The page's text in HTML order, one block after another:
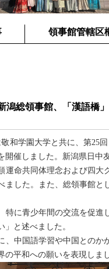
領事館管轄区
潟総領事館、「漢語橋
和学園大学と共に、第25
開催しました。新潟県日
命共同体理念および四大
ました。また、総領事館
に青少年間の交流を促進
と述べました。
中国語学習や中国とのか
の平和への願いを表現しま